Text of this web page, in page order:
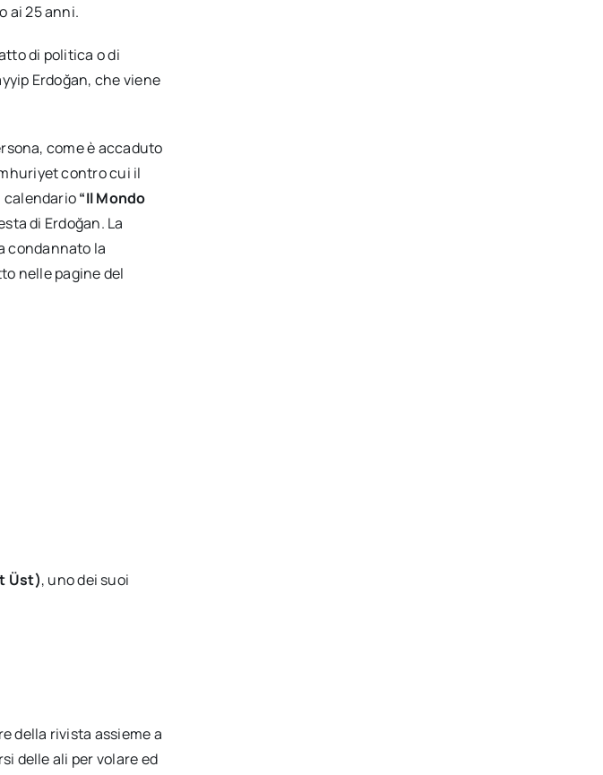
ai 25 anni.
di politica o di
Erdoğan, che viene
come è accaduto
contro cui il
calendario“Il Mondo
di Erdoğan. La
condannato la
nelle pagine del
Üst), uno dei suoi
della rivista assieme a
delle ali per volare ed